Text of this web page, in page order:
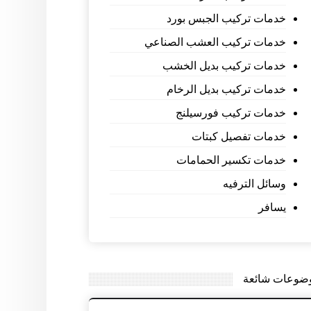
خدمات تركيب الجبس بورد
خدمات تركيب العشب الصناعي
خدمات تركيب بديل الخشب
خدمات تركيب بديل الرخام
خدمات تركيب فورسيلنج
خدمات تفصيل كبتات
خدمات تكسير الحمامات
وسائل الترفيه
يسافر
شائعة